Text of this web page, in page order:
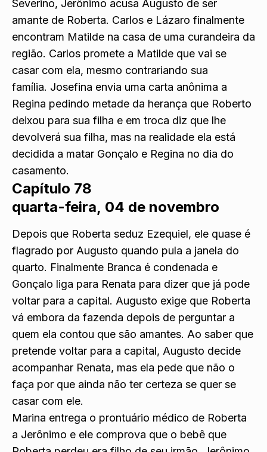
Severino, Jerônimo acusa Augusto de ser
amante de Roberta. Carlos e Lázaro finalmente
encontram Matilde na casa de uma curandeira da
região. Carlos promete a Matilde que vai se
casar com ela, mesmo contrariando sua
família. Josefina envia uma carta anônima a
Regina pedindo metade da herança que Roberto
deixou para sua filha e em troca diz que lhe
devolverá sua filha, mas na realidade ela está
decidida a matar Gonçalo e Regina no dia do
casamento.
Capítulo 78
quarta-feira, 04 de novembro
Depois que Roberta seduz Ezequiel, ele quase é
flagrado por Augusto quando pula a janela do
quarto. Finalmente Branca é condenada e
Gonçalo liga para Renata para dizer que já pode
voltar para a capital. Augusto exige que Roberta
vá embora da fazenda depois de perguntar a
quem ela contou que são amantes. Ao saber que
pretende voltar para a capital, Augusto decide
acompanhar Renata, mas ela pede que não o
faça por que ainda não ter certeza se quer se
casar com ele.
Marina entrega o prontuário médico de Roberta
a Jerônimo e ele comprova que o bebê que